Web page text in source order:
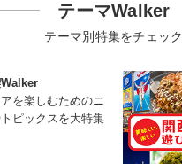
テーマWalker
テーマ別特集をチェック
を楽しむためのニ
ピックスを大特集